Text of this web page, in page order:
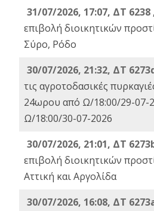
31/07/2026, 17:07, ΔΤ 6238
επιβολή διοικητικών
Σύρο, Ρόδο
30/07/2026, 21:32, ΔΤ
τις αγροτοδασικές
24ωρου από Ω/18:00/29-07-
Ω/18:00/30-07-2026
30/07/2026, 21:01, ΔΤ
επιβολή διοικητικών
Αττική και Αργολίδα
30/07/2026, 16:08, ΔΤ